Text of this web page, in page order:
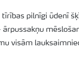
tīrības pilnīgi ūdenī
visām